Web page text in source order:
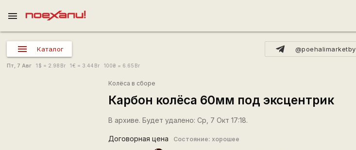
menu
Каталог @poehalimarketby
Пт, 7 Авг 1 $ = 2.98 Br 1€ = 3.44 Br 100₴ = 6.65 Br
Колёса в сборе
Карбон колёса 60мм под эксцентрик
В архиве. Будет удалено: Ср, 7 Окт 17:18.
Договорная цена Состояние: хорошее